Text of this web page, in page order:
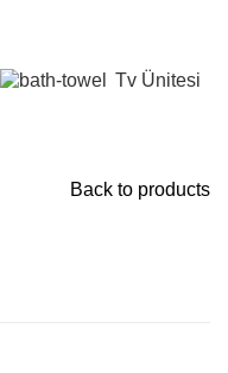
Tv Ünitesi
Back to products